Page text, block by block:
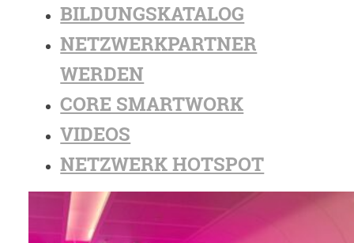
BILDUNGSKATALOG
NETZWERKPARTNER
WERDEN
CORE SMARTWORK
VIDEOS
NETZWERK HOTSPOT